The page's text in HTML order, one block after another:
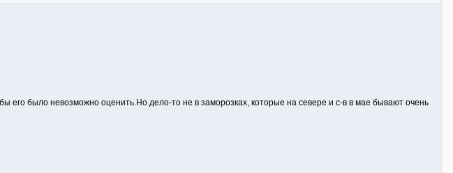
его было невозможно оценить.Но дело-то не в заморозках, которые на севере и с-в в мае бывают очень